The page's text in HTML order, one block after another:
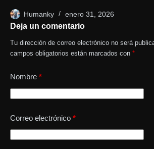
Humanky enero 31, 2026
Deja un comentario
Tu dirección de correo electrónico no será
campos obligatorios están marcados con *
Nombre *
Correo electrónico *